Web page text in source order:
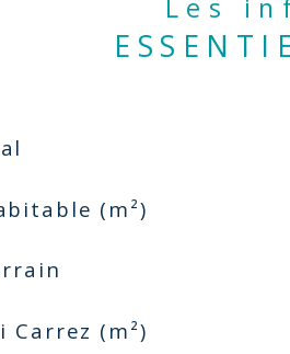
Les
(m²)
Carrez (m²)